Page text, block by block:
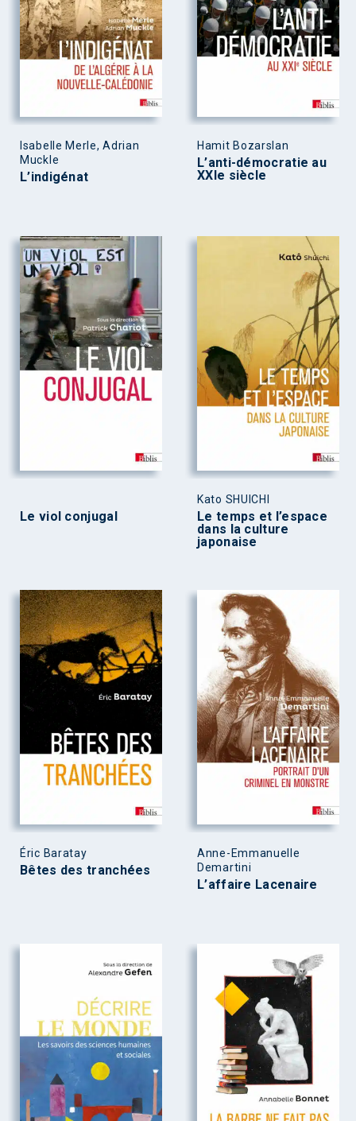
Isabelle Merle, Adrian
Muckle
L’indigénat
Hamit Bozarslan
L’anti-démocratie au
XXIe siècle
Le viol conjugal
Kato SHUICHI
Le temps et l’espace
dans la culture
japonaise
Éric Baratay
Bêtes des tranchées
Anne-Emmanuelle
Demartini
L’affaire Lacenaire